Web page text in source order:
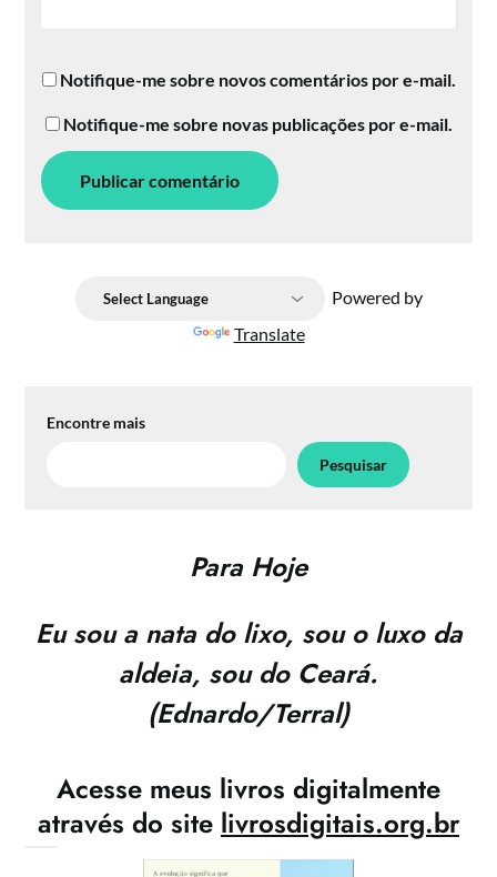
Notifique-me sobre novos comentários por e-mail.
Notifique-me sobre novas publicações por e-mail.
Powered by
Translate
Encontre mais
Pesquisar
Para Hoje
Eu sou a nata do lixo, sou o luxo da
aldeia, sou do Ceará.
(Ednardo/Terral)
Acesse meus livros digitalmente
através do site livrosdigitais.org.br